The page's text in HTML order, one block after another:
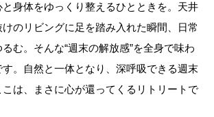
身体をゆっくり整えるひとときを。天井
のリビングに足を踏み入れた瞬間、日常
む。そんな“週末の解放感”を全身で味わ
。自然と一体となり、深呼吸できる週末
こは、まさに心が還ってくるリトリートで